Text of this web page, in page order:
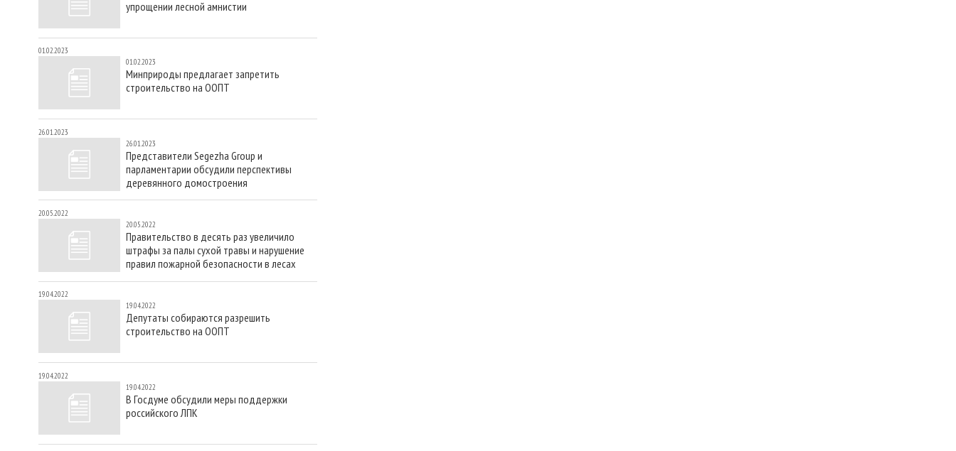
упрощении лесной амнистии
01.02.2023
01.02.2023
Минприроды предлагает запретить
строительство на ООПТ
26.01.2023
26.01.2023
Представители Segezha Group и
парламентарии обсудили перспективы
деревянного домостроения
20.05.2022
20.05.2022
Правительство в десять раз увеличило
штрафы за палы сухой травы и нарушение
правил пожарной безопасности в лесах
19.04.2022
19.04.2022
Депутаты собираются разрешить
строительство на ООПТ
19.04.2022
19.04.2022
В Госдуме обсудили меры поддержки
российского ЛПК